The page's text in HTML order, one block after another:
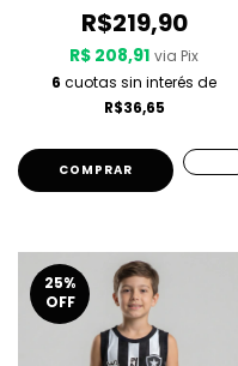
R$219,90
R$ 208,91 via Pix
6 cuotas sin interés de
R$36,65
COMPRAR
25%
OFF